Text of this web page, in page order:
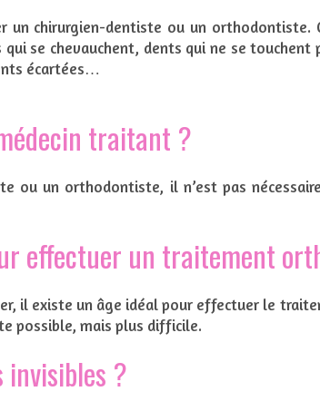
un chirurgien-dentiste ou un orthodontiste.
se chevauchent, dents qui ne se touchent
écartées…
traitant ?
ou un orthodontiste, il n’est pas
effectuer un traitement
il existe un âge idéal pour effectuer le
possible, mais plus difficile.
invisibles ?